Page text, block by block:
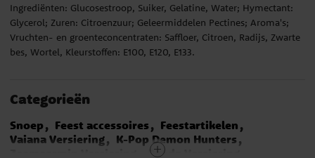
Ingrediënten: Glucosestroop, Suiker, Gelatine, Water; Hymectant:
Glycerol; Zuren: Citroenzuur; Geleermiddelen Pectines; Aroma's;
Vruchten- en groenteconcentraten: Saffloer, Citroen, Radijs, Zwarte
bes, Wortel, Kleurstoffen: E100, E120, E133.
Categorieën
Snoep Feest accessoires
Feestartikelen
Vaiana Versiering
K-Pop Demon Hunters
Panda Versiering